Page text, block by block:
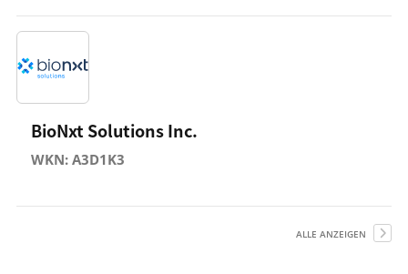
BioNxt Solutions Inc.
WKN: A3D1K3
ALLE ANZEIGEN